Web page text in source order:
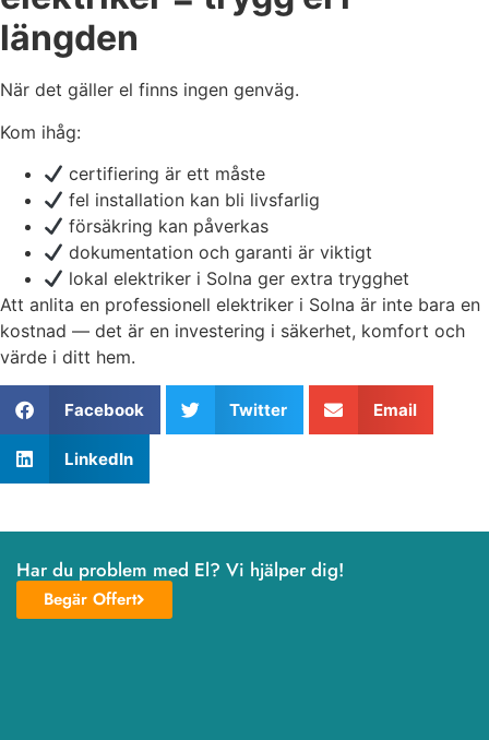
längden
När det gäller el finns ingen genväg.
Kom ihåg:
certifiering är ett måste
fel installation kan bli livsfarlig
försäkring kan påverkas
dokumentation och garanti är viktigt
lokal elektriker i Solna ger extra trygghet
Att anlita en professionell elektriker i Solna är inte bara en
kostnad — det är en investering i säkerhet, komfort och
värde i ditt hem.
Facebook Twitter Email
LinkedIn
Har du problem med El? Vi hjälper dig!
Begär Offert